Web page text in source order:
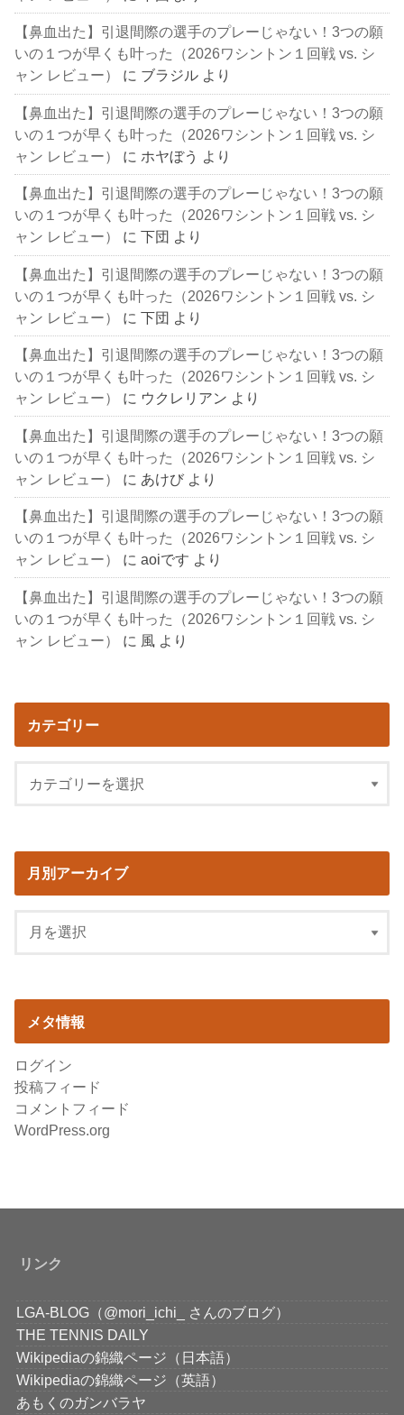
【鼻血出た】引退間際の選手のプレーじゃない！3つの願
いの１つが早くも叶った（2026ワシントン１回戦 vs. シ
ャン レビュー）
に ブラジル より
【鼻血出た】引退間際の選手のプレーじゃない！3つの願
いの１つが早くも叶った（2026ワシントン１回戦 vs. シ
ャン レビュー）
に ホヤぼう より
【鼻血出た】引退間際の選手のプレーじゃない！3つの願
いの１つが早くも叶った（2026ワシントン１回戦 vs. シ
ャン レビュー）
に下団 より
【鼻血出た】引退間際の選手のプレーじゃない！3つの願
いの１つが早くも叶った（2026ワシントン１回戦 vs. シ
ャン レビュー）
に下団 より
【鼻血出た】引退間際の選手のプレーじゃない！3つの願
いの１つが早くも叶った（2026ワシントン１回戦 vs. シ
ャン レビュー）
に ウクレリアン より
【鼻血出た】引退間際の選手のプレーじゃない！3つの願
いの１つが早くも叶った（2026ワシントン１回戦 vs. シ
ャン レビュー）
に あけび より
【鼻血出た】引退間際の選手のプレーじゃない！3つの願
いの１つが早くも叶った（2026ワシントン１回戦 vs. シ
ャン レビュー）
にaoiです より
【鼻血出た】引退間際の選手のプレーじゃない！3つの願
いの１つが早くも叶った（2026ワシントン１回戦 vs. シ
ャン レビュー）
に 風 より
カテゴリー
月別アーカイブ
メタ情報
ログイン
投稿フィード
コメントフィード
WordPress.org
リンク
LGA-BLOG（@mori_ichi_ さんのブログ）
THE TENNIS DAILY
Wikipediaの錦織ページ（日本語）
Wikipediaの錦織ページ（英語）
あもくのガンバラヤ